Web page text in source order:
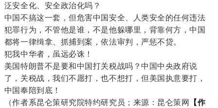
泛安全化、安全政治化吗？
中国不搞这一套，但危害中国安全、人类安全的任何违法
犯罪行为，不管他是谁，不是他躲哪里，背靠何方，中国
都将一律缉拿、抓捕到案，依法审判，严惩不贷。
犯我中华者，虽远必诛！
美国特朗普不是要和中国打关税战吗？中国中央政府说
了，关税战，我们不愿打，也不想打，但美国执意要打，
中国奉陪到底！
（作者系昆仑策研究院特约研究员；来源：昆仑策网 【作